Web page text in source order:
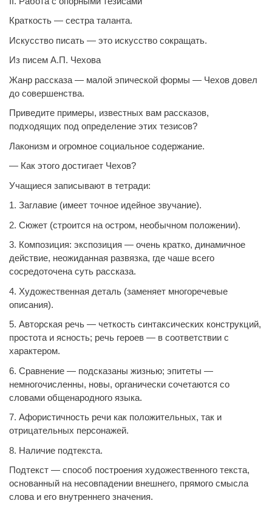
Краткость — сестра таланта.
Искусство писать — это искусство сокращать.
Из писем А.П. Чехова
Жанр рассказа — малой эпической формы — Чехов довел
до совершенства.
Приведите примеры, известных вам рассказов,
подходящих под определение этих тезисов?
Лаконизм и огромное социальное содержание.
— Как этого достигает Чехов?
Учащиеся записывают в тетради:
1. Заглавие (имеет точное идейное звучание).
2. Сюжет (строится на остром, необычном положении).
3. Композиция: экспозиция — очень кратко, динамичное
действие, неожиданная развязка, где чаше всего
сосредоточена суть рассказа.
4. Художественная деталь (заменяет многоречевые
описания).
5. Авторская речь — четкость синтаксических конструкций,
простота и ясность; речь героев — в соответствии с
характером.
6. Сравнение — подсказаны жизнью; эпитеты —
немногочисленны, новы, органически сочетаются со
словами общенародного языка.
7. Афористичность речи как положительных, так и
отрицательных персонажей.
8. Наличие подтекста.
Подтекст — способ построения художественного текста,
основанный на несовпадении внешнего, прямого смысла
слова и его внутреннего значения.